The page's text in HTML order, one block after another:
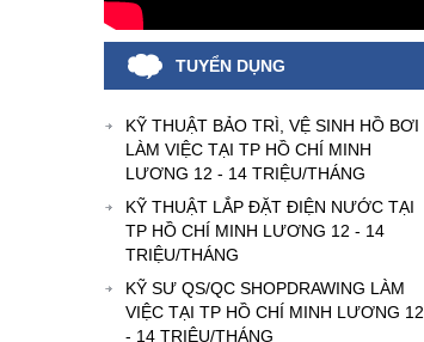
TUYỂN DỤNG
KỸ THUẬT BẢO TRÌ, VỆ SINH HỒ BƠI
LÀM VIỆC TẠI TP HỒ CHÍ MINH
LƯƠNG 12 - 14 TRIỆU/THÁNG
KỸ THUẬT LẮP ĐẶT ĐIỆN NƯỚC TẠI
TP HỒ CHÍ MINH LƯƠNG 12 - 14
TRIỆU/THÁNG
KỸ SƯ QS/QC SHOPDRAWING LÀM
VIỆC TẠI TP HỒ CHÍ MINH LƯƠNG 12
- 14 TRIỆU/THÁNG